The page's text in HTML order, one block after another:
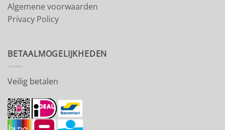
Algemene voorwaarden
Privacy Policy
BETAALMOGELIJKHEDEN
Veilig betalen